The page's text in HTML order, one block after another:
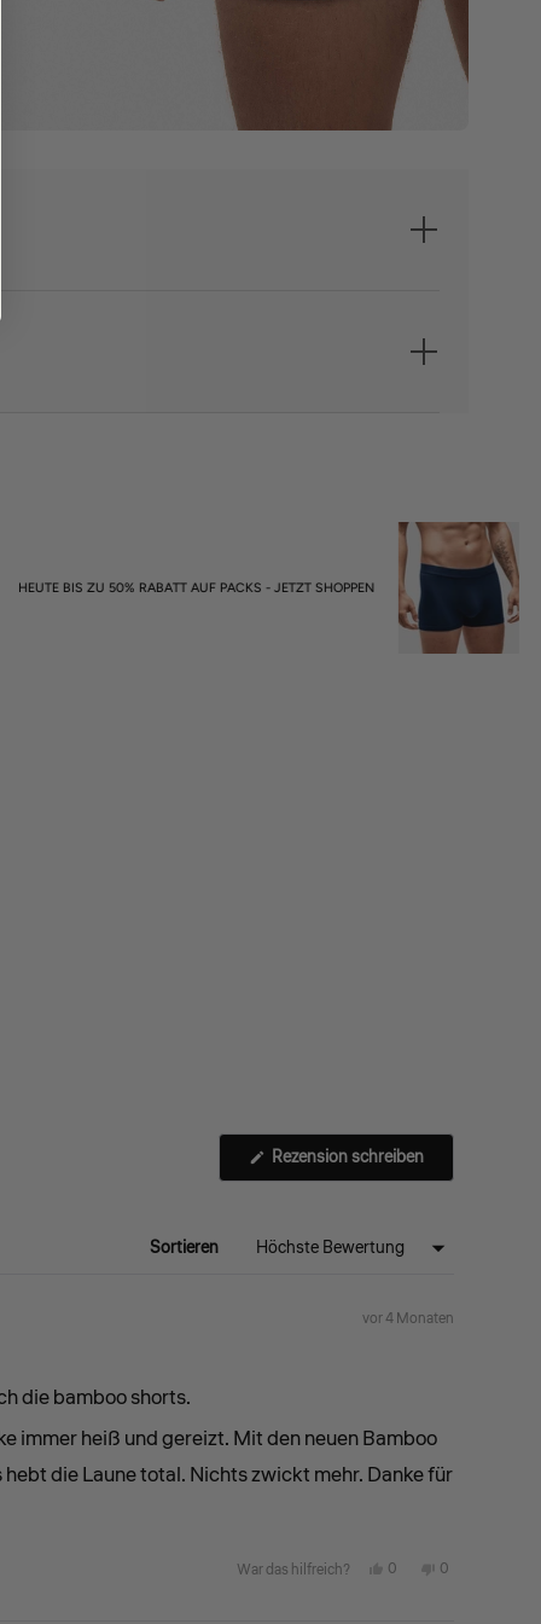
HEUTE BIS ZU 50% RABATT AUF PACKS - JETZT SHOPPEN
Rezension schreiben(Wird
geöffnet)
Sortieren
vor 4 Monaten
die bamboo shorts.
immer heiß und gereizt. Mit den neuen Bamboo
die Laune total. Nichts zwickt mehr. Danke für
War das hilfreich?
Ja,
0
Nein,
0